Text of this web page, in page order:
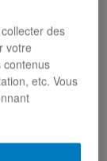
par
librairie
des
des
votre
contenus
etc. Vous